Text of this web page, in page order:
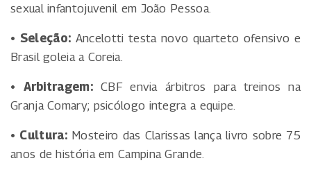
sexual infantojuvenil em João Pessoa.
• Seleção: Ancelotti testa novo quarteto ofensivo e
Brasil goleia a Coreia.
• Arbitragem:CBF envia árbitros para treinos na
Granja Comary; psicólogo integra a equipe.
• Cultura:Mosteiro das Clarissas lança livro sobre 75
anos de história em Campina Grande.